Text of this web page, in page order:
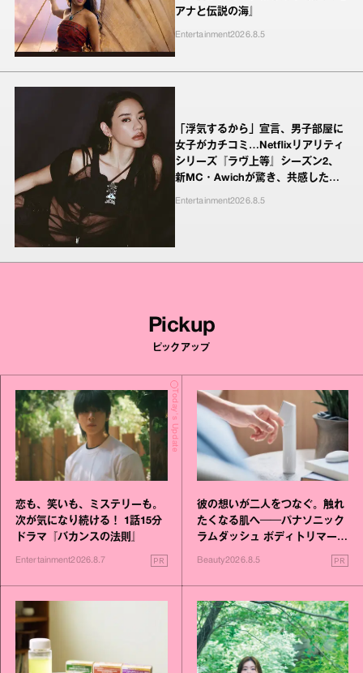
アナと伝説の海』
Entertainment2026.8.5
「浮気するから」宣言、男子部屋に
女子がカチコミ…Netflixリアリティ
シリーズ『ラヴ上等』シーズン2、
新MC・Awichが驚き、共感したヤ
Entertainment2026.8.5
Pickup
ピックアップ
Today's Update
恋も、笑いも、ミステリーも。
次が気になり続ける！ 1話15分
ドラマ『バカンスの法則』
Entertainment2026.8.7 PR
彼の想いが二人をつなぐ。触れ
たくなる肌へ──パナソニック
ラムダッシュ ボディトリマーが
Beauty2026.8.5 PR